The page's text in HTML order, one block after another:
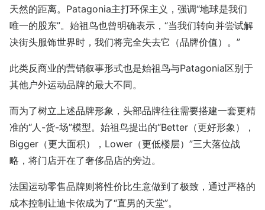
天然的距离。Patagonia主打环保主义，强调“地球是我们
唯一的股东”。始祖鸟也曾明确表示，“当我们转向并尝试解
决街头服饰世界时，我们将完全失去它（品牌价值）。”
此类反商业的营销叙事形式也是始祖鸟与Patagonia区别于
其他户外运动品牌的最大不同。
而为了树立上述品牌形象，头部品牌往往需要搭建一套更精
准的“人-货-场”模型。始祖鸟提出的“Better（更好形象），
Bigger（更大面积），Lower（更低楼层）”三大落位战
略，将门店开在了奢侈品店的旁边。
法国运动零售品牌则将性价比生意做到了极致，通过严格的
成本控制让迪卡侬成为了“直男的天堂”。